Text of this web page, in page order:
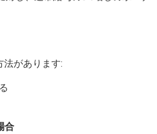
法があります:
合